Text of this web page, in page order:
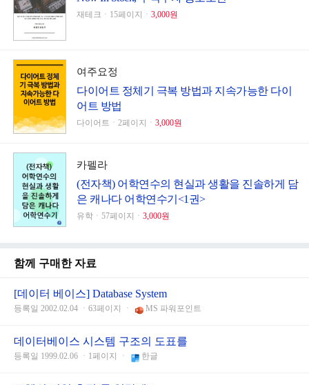
재테크ㆍ15페이지ㆍ 3,000원
여주요정
다이어트 정체기 극복 방법과 지속가능한 다이
어트 방법
다이어트ㆍ2페이지ㆍ 3,000원
카펠라
(전자책) 어학연수의 현실과 생활을 진솔하게 담
은 캐나다 어학연수기<1권>
유학ㆍ57페이지ㆍ 3,000원
함께 구매한 자료
[데이터 베이스] Database System
등록일 2002.02.04 ㆍ63페이지 ㆍ MS 파워포인트
데이터베이스 시스템 구조의 도표를
등록일 1999.02.06 ㆍ1페이지 ㆍ 한글